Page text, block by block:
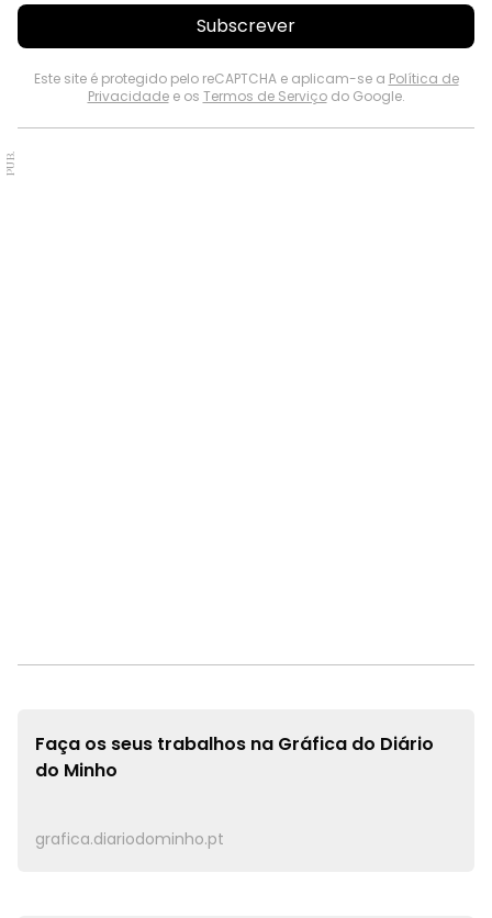
Subscrever
Este site é protegido pelo reCAPTCHA e aplicam-se a Política de
Privacidadee os Termos de Serviçodo Google.
PUB.
Faça os seus trabalhos na Gráfica do Diário
do Minho
grafica.diariodominho.pt